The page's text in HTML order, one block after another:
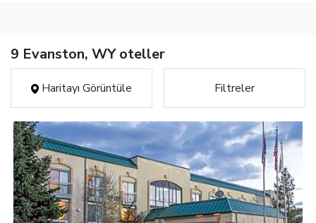
9 Evanston, WY oteller
Haritayı Görüntüle Filtreler